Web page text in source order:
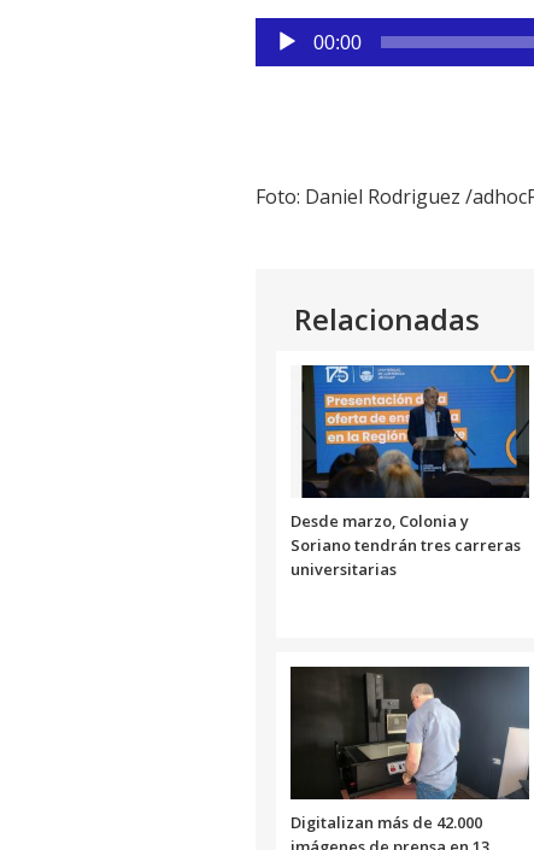
Reproductor
de
00:00
Foto: Daniel Rodriguez /
Relacionadas
Desde marzo, Colonia y
Soriano tendrán tres carreras
universitarias
Digitalizan más de 42.000